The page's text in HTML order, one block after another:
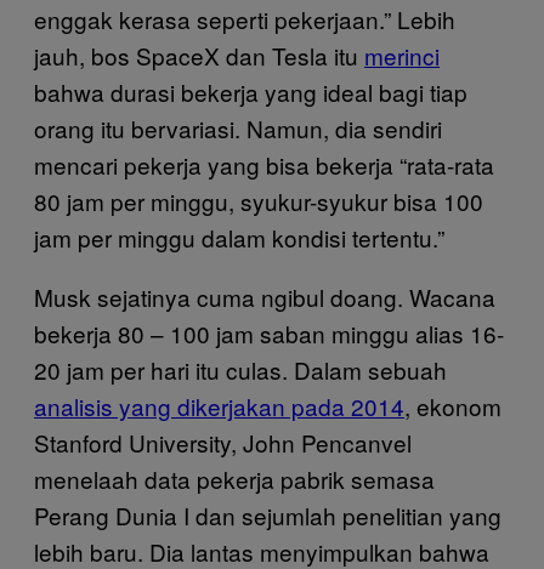
enggak kerasa seperti pekerjaan.” Lebih
jauh, bos SpaceX dan Tesla itu merinci
bahwa durasi bekerja yang ideal bagi tiap
orang itu bervariasi. Namun, dia sendiri
mencari pekerja yang bisa bekerja “rata-rata
80 jam per minggu, syukur-syukur bisa 100
jam per minggu dalam kondisi tertentu.”
Musk sejatinya cuma ngibul doang. Wacana
bekerja 80 – 100 jam saban minggu alias 16-
20 jam per hari itu culas. Dalam sebuah
analisis yang dikerjakan pada 2014, ekonom
Stanford University, John Pencanvel
menelaah data pekerja pabrik semasa
Perang Dunia I dan sejumlah penelitian yang
lebih baru. Dia lantas menyimpulkan bahwa